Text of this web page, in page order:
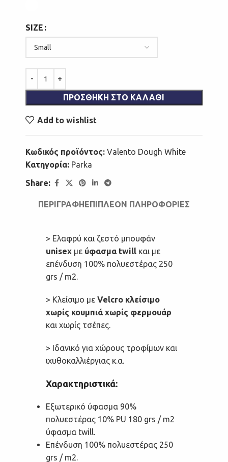
SIZE
ΠΡΟΣΘΉΚΗ ΣΤΟ ΚΑΛΆΘΙ
Add to wishlist
Κωδικός προϊόντος: Valento Dough White
Κατηγορία: Parka
Share:
ΠΕΡΙΓΡΑΦΉΕΠΙΠΛΈΟΝ ΠΛΗΡΟΦΟΡΊΕΣ
> Ελαφρύ και ζεστό μπουφάν
unisex με ύφασμα twill και με
επένδυση 100% πολυεστέρας 250
grs / m2.
> Κλείσιμο με Velcro κλείσιμο
χωρίς κουμπιά χωρίς φερμουάρ
και χωρίς τσέπες.
> Ιδανικό για χώρους τροφίμων και
ιχυθοκαλλιέργιας κ.α.
Χαρακτηριστικά:
Εξωτερικό ύφασμα 90%
πολυεστέρας 10% PU 180 grs / m2
ύφασμα twill.
Επένδυση 100% πολυεστέρας 250
grs / m2.